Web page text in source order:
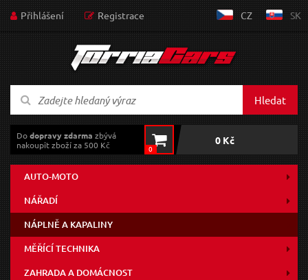
Přihlášení Registrace CZ SK
Hledat
Dodopravy zdarma zbývá
nakoupit zboží za 500 Kč
0
0 Kč
AUTO-MOTO
NÁŘADÍ
NÁPLNĚ A KAPALINY
MĚŘÍCÍ TECHNIKA
ZAHRADA A DOMÁCNOST